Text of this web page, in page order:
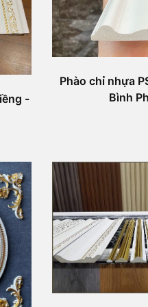
-
Phào chỉ nhựa
Bình